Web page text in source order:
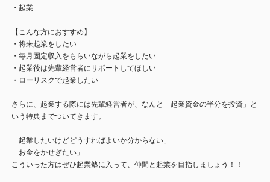
・起業
【こんな方におすすめ】
・将来起業をしたい
・毎月固定収入をもらいながら起業をしたい
・起業後は先輩経営者にサポートしてほしい
・ローリスクで起業したい
さらに、起業する際には先輩経営者が、なんと「起業資金の半分を投資」と
いう特典までついてきます。
「起業したいけどどうすればよいか分からない」
「お金をかせぎたい」
こういった方はぜひ起業塾に入って、仲間と起業を目指しましょう！！